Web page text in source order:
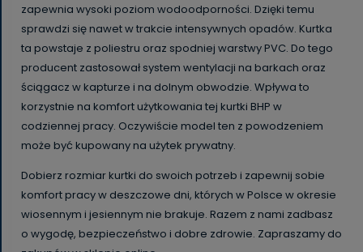
zapewnia wysoki poziom wodoodporności. Dzięki temu
sprawdzi się nawet w trakcie intensywnych opadów. Kurtka
ta powstaje z poliestru oraz spodniej warstwy PVC. Do tego
producent zastosował system wentylacji na barkach oraz
ściągacz w kapturze i na dolnym obwodzie. Wpływa to
korzystnie na komfort użytkowania tej kurtki BHP w
codziennej pracy. Oczywiście model ten z powodzeniem
może być kupowany na użytek prywatny.
Dobierz rozmiar kurtki do swoich potrzeb i zapewnij sobie
komfort pracy w deszczowe dni, których w Polsce w okresie
wiosennym i jesiennym nie brakuje. Razem z nami zadbasz
o wygodę, bezpieczeństwo i dobre zdrowie. Zapraszamy do